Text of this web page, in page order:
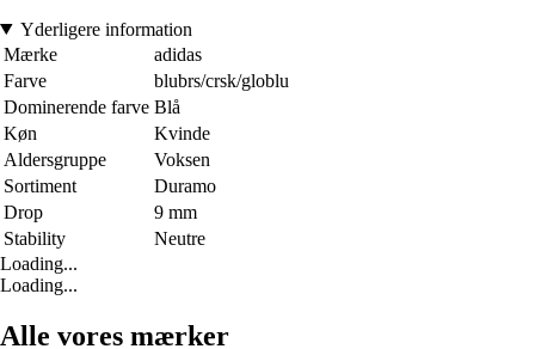
Yderligere information
Mærke
adidas
Farve
blubrs/crsk/globlu
Dominerende farve Blå
Køn
Kvinde
Aldersgruppe
Voksen
Sortiment
Duramo
Drop
9 mm
Stability
Neutre
Loading...
Loading...
Alle vores mærker